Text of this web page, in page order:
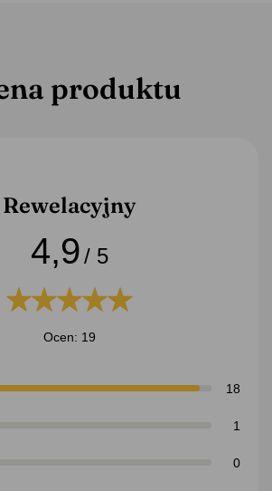
produktu
Rewelacyjny
4,9/ 5
Ocen: 19
18
1
0